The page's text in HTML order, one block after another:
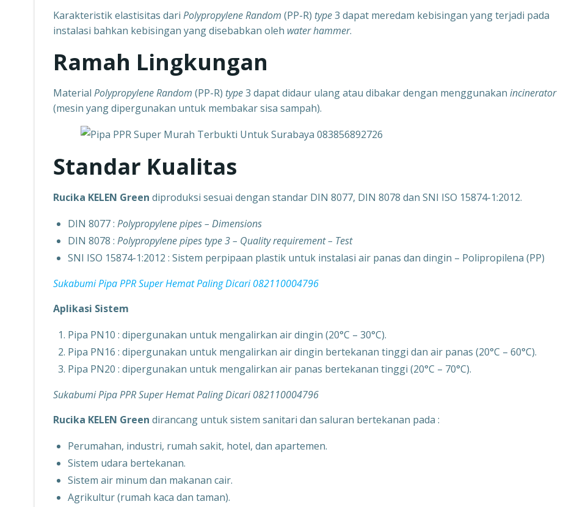
Karakteristik elastisitas dari Polypropylene Random (PP-R) type3 dapat meredam kebisingan yang terjadi pada
instalasi bahkan kebisingan yang disebabkan oleh water hammer.
Ramah Lingkungan
Material Polypropylene Random (PP-R) type3 dapat didaur ulang atau dibakar dengan menggunakan incinerator
(mesin yangdipergunakan untuk membakar sisa sampah).
Standar Kualitas
Rucika KELEN Green diproduksi sesuai dengan standar DIN 8077, DIN 8078 dan SNI ISO 15874-1:2012.
DIN 8077 : Polypropylene pipes – Dimensions
DIN 8078 : Polypropylene pipes type 3 – Quality requirement – Test
SNI ISO 15874-1:2012 : Sistem perpipaan plastik untuk instalasi air panas dan dingin – Polipropilena (PP)
Sukabumi Pipa PPR Super Hemat Paling Dicari 082110004796
Aplikasi Sistem
Pipa PN10 : dipergunakan untuk mengalirkan air dingin (20°C – 30°C).
Pipa PN16 : dipergunakan untuk mengalirkan air dingin bertekanan tinggi dan air panas (20°C – 60°C).
Pipa PN20 : dipergunakan untuk mengalirkan air panas bertekanan tinggi (20°C – 70°C).
Sukabumi Pipa PPR Super Hemat Paling Dicari 082110004796
Rucika KELEN Green dirancang untuk sistem sanitari dan saluran bertekanan pada :
Perumahan, industri, rumah sakit, hotel, dan apartemen.
Sistem udara bertekanan.
Sistem air minum dan makanan cair.
Agrikultur (rumah kaca dan taman).